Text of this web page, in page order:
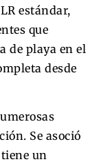
estándar,
que
de playa en el
desde
Se asoció
un